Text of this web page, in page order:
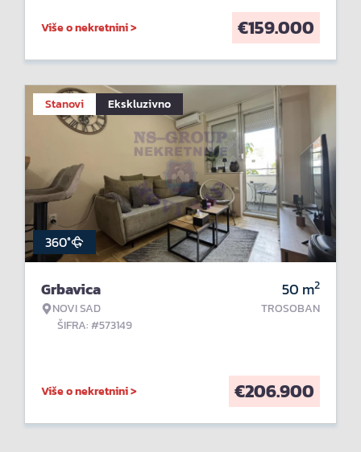
Više o nekretnini > €159.000
Stanovi Ekskluzivno
360°
Grbavica
NOVI SAD
ŠIFRA: #573149
50 m2
TROSOBAN
Više o nekretnini > €206.900